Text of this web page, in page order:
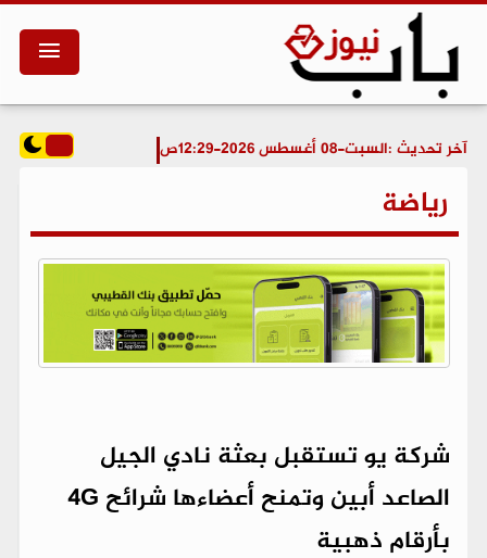
آخر تحديث :السبت-08 أغسطس 2026-12:29ص
رياضة
شركة يو تستقبل بعثة نادي الجيل
الصاعد أبين وتمنح أعضاءها شرائح 4G
بأرقام ذهبية